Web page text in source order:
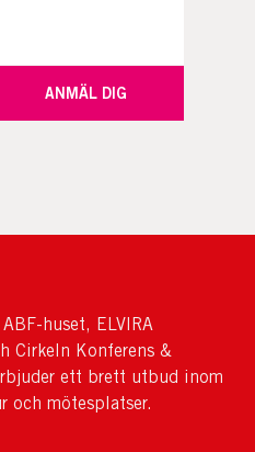
ANMÄL DIG
huset, ELVIRA
Cirkeln Konferens &
ett brett utbud inom
mötesplatser.